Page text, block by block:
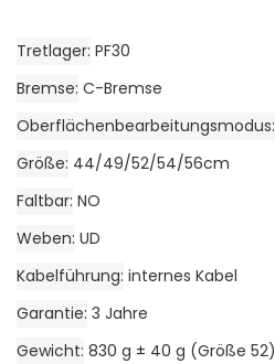
Tretlager PF30
Bremse C-Bremse
Oberflächenbearbeitungsmodus
Größe 44/49/52/54/56cm
Faltbar NO
Weben UD
Kabelführung internes Kabel
Garantie 3 Jahre
Gewicht 830 g ± 40 g (Größe 52)